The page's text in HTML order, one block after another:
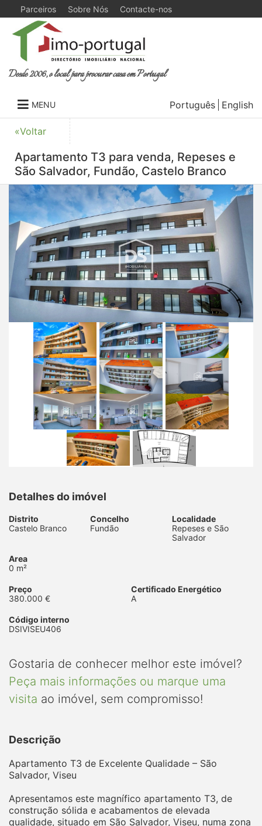
Parceiros Sobre Nós Contacte-nos
Desde 2006, o local para procurar casa em Portugal
MENU Português English
«Voltar
Apartamento T3 para venda, Repeses e
São Salvador, Fundão, Castelo Branco
Detalhes do imóvel
Distrito
Castelo Branco
Concelho
Fundão
Localidade
Repeses e São
Salvador
Area
0 m²
Preço
380.000 €
Certificado Energético
A
Código interno
DSIVISEU406
Gostaria de conhecer melhor este imóvel?
Peça mais informações ou marque uma
visita ao imóvel, sem compromisso!
Descrição
Apartamento T3 de Excelente Qualidade – São
Salvador, Viseu
Apresentamos este magnífico apartamento T3, de
construção sólida e acabamentos de elevada
qualidade, situado em São Salvador, Viseu, numa zona